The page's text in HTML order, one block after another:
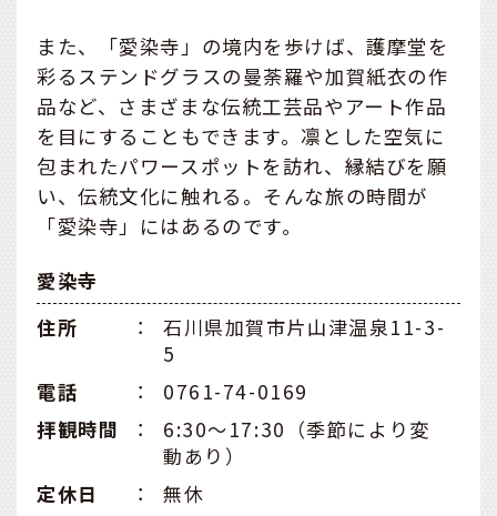
また、「愛染寺」の境内を歩けば、護摩堂を
彩るステンドグラスの曼荼羅や加賀紙衣の作
品など、さまざまな伝統工芸品やアート作品
を目にすることもできます。凛とした空気に
包まれたパワースポットを訪れ、縁結びを願
い、伝統文化に触れる。そんな旅の時間が
「愛染寺」にはあるのです。
愛染寺
住所
：
石川県加賀市片山津温泉11-3-
5
電話
：
0761-74-0169
拝観時間
：
6:30〜17:30（季節により変
動あり）
定休⽇
：
無休